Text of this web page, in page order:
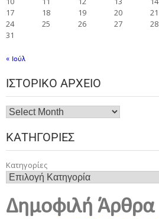
17
18 19 20 21
24
25 26 27 28
31
« Ιούλ
ΙΣΤΟΡΙΚΌ ΑΡΧΕΊΟ
ΚΑΤΗΓΟΡΊΕΣ
Κατηγορίες
Δημοφιλή Άρθρα